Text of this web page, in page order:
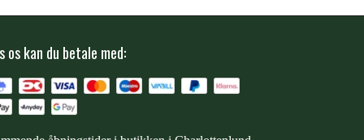
os kan du betale med: